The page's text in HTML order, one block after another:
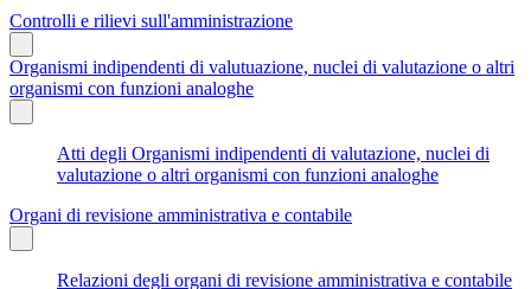
Controlli e rilievi sull'amministrazione
Organismi indipendenti di valutuazione, nuclei di valutazione o altri
organismi con funzioni analoghe
Atti degli Organismi indipendenti di valutazione, nuclei di
valutazione o altri organismi con funzioni analoghe
Organi di revisione amministrativa e contabile
Relazioni degli organi di revisione amministrativa e contabile